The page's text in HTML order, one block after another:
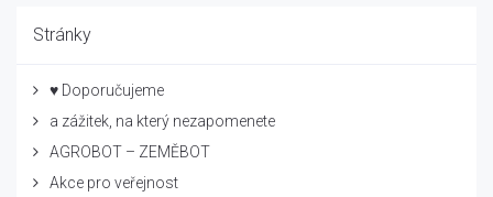
Stránky
♥ Doporučujeme
a zážitek, na který nezapomenete
AGROBOT – ZEMĚBOT
Akce pro veřejnost